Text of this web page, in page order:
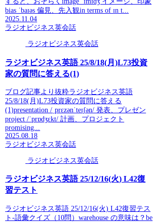
bias ˈbaɪəs 偏見、先入観in terms of ɪn t...
2025.11.04
ラジオビジネス英会話
ラジオビジネス英会話
ラジオビジネス英語 25/8/18(月)L73投資
家の質問に答える(1)
ブログ記事より抜粋ラジオビジネス英語
25/8/18(月)L73投資家の質問に答える
(1)presentation /ˌprɛzənˈteɪʃən/ 発表、プレゼン
project /ˈprɒdʒɛkt/ 計画、プロジェクト
promising...
2025.08.18
ラジオビジネス英会話
ラジオビジネス英会話
ラジオビジネス英語 25/12/16(火) L42復
習テスト
ラジオビジネス英語 25/12/16(火) L42復習テス
ト-語彙クイズ（10問）warehouse の意味は？be